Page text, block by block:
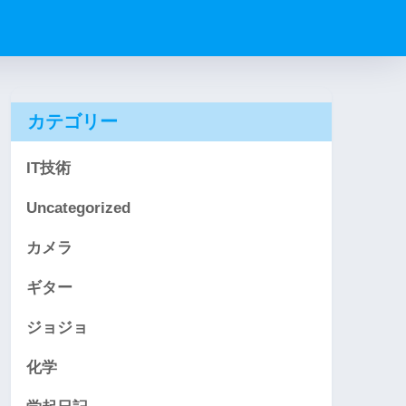
カテゴリー
IT技術
Uncategorized
カメラ
ギター
ジョジョ
化学